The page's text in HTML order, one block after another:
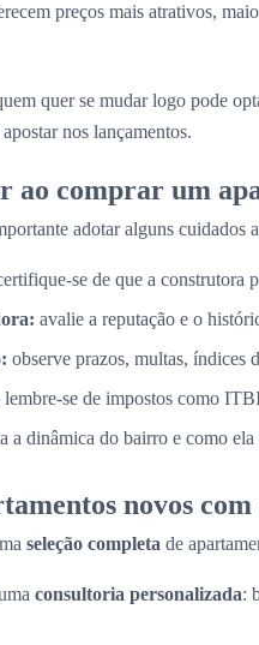
preços mais atrativos,
quer se mudar logo pode
nos lançamentos.
ao comprar um
adotar alguns cuidados
se de que a construtora
avalie a reputação e o
observe prazos, multas, índices
lembre-se de impostos como
a dinâmica do bairro e como
novos com
seleção completa de
consultoria personalizada: